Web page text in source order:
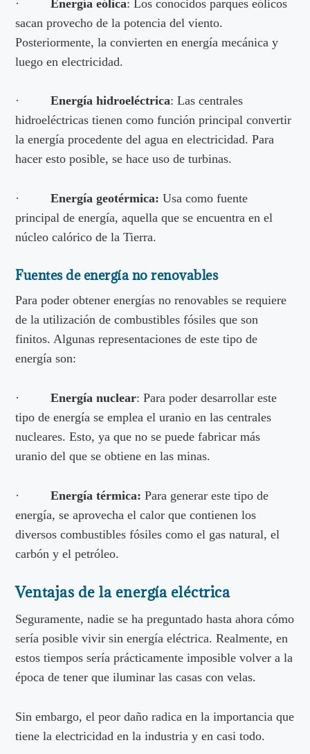
·Energía eólica: Los conocidos parques eólicos
sacan provecho de la potencia del viento.
Posteriormente, la convierten en energía mecánica y
luego en electricidad.
·Energía hidroeléctrica: Las centrales
hidroeléctricas tienen como función principal convertir
la energía procedente del agua en electricidad. Para
hacer esto posible, se hace uso de turbinas.
·Energía geotérmica:Usa como fuente
principal de energía, aquella que se encuentra en el
núcleo calórico de la Tierra.
Fuentes de energía no renovables
Para poder obtener energías no renovables se requiere
de la utilización de combustibles fósiles que son
finitos. Algunas representaciones de este tipo de
energía son:
·Energía nuclear: Para poder desarrollar este
tipo de energía se emplea el uranio en las centrales
nucleares. Esto, ya que no se puede fabricar más
uranio del que se obtiene en las minas.
·Energía térmica:Para generar este tipo de
energía, se aprovecha el calor que contienen los
diversos combustibles fósiles como el gas natural, el
carbón y el petróleo.
Ventajas de la energía eléctrica
Seguramente, nadie se ha preguntado hasta ahora cómo
sería posible vivir sin energía eléctrica. Realmente, en
estos tiempos sería prácticamente imposible volver a la
época de tener que iluminar las casas con velas.
Sin embargo, el peor daño radica en la importancia que
tiene la electricidad en la industria y en casi todo.